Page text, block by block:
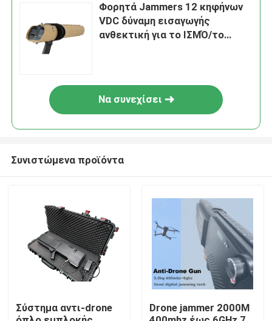
Φορητά Jammers 12 κηφήνων
VDC δύναμη εισαγωγής
ανθεκτική για το ΙΣΜΌ/το
Να συνεχίσει
Συνιστώμενα προϊόντα
Σύστημα αντι-drone
Drone jammer 2000M